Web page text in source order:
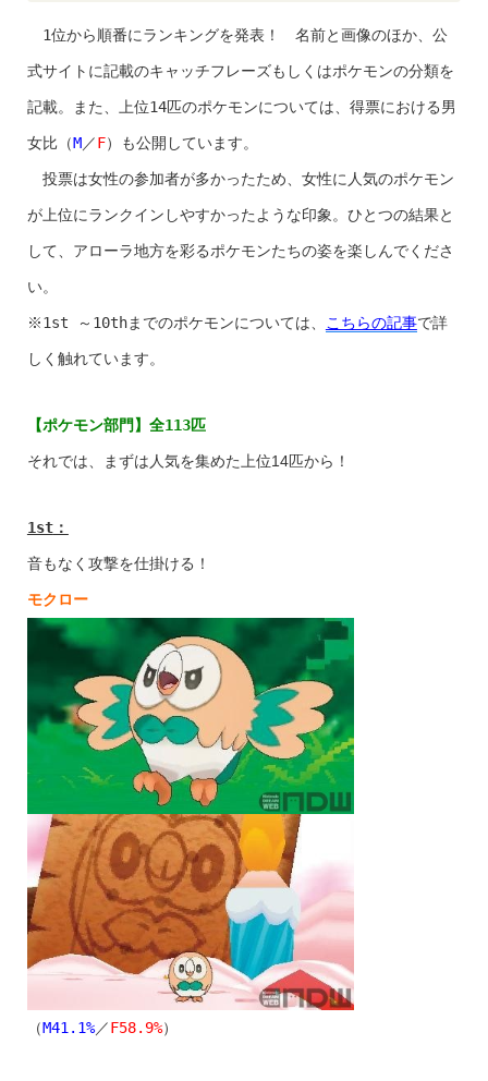
1位から順番にランキングを発表！ 名前と画像のほか、公
式サイトに記載のキャッチフレーズもしくはポケモンの分類を
記載。また、上位14匹のポケモンについては、得票における男
女比（M／F）も公開しています。
投票は女性の参加者が多かったため、女性に人気のポケモン
が上位にランクインしやすかったような印象。ひとつの結果と
して、アローラ地方を彩るポケモンたちの姿を楽しんでくださ
い。
※1st ～ 10thまでのポケモンについては、 こちらの記事で詳
しく触れています。
【ポケモン部門】全113匹
それでは、まずは人気を集めた上位14匹から！
1st：
音もなく攻撃を仕掛ける！
モクロー
（M41.1%／F58.9%）